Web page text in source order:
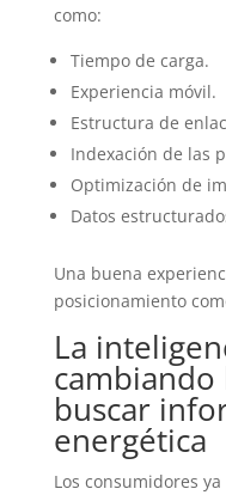
como:
Tiempo de carga.
Experiencia móvil.
Estructura de
Indexación de las
Optimización de
Datos
Una buena
posicionamiento
La
buscar
energética
Los consumidores